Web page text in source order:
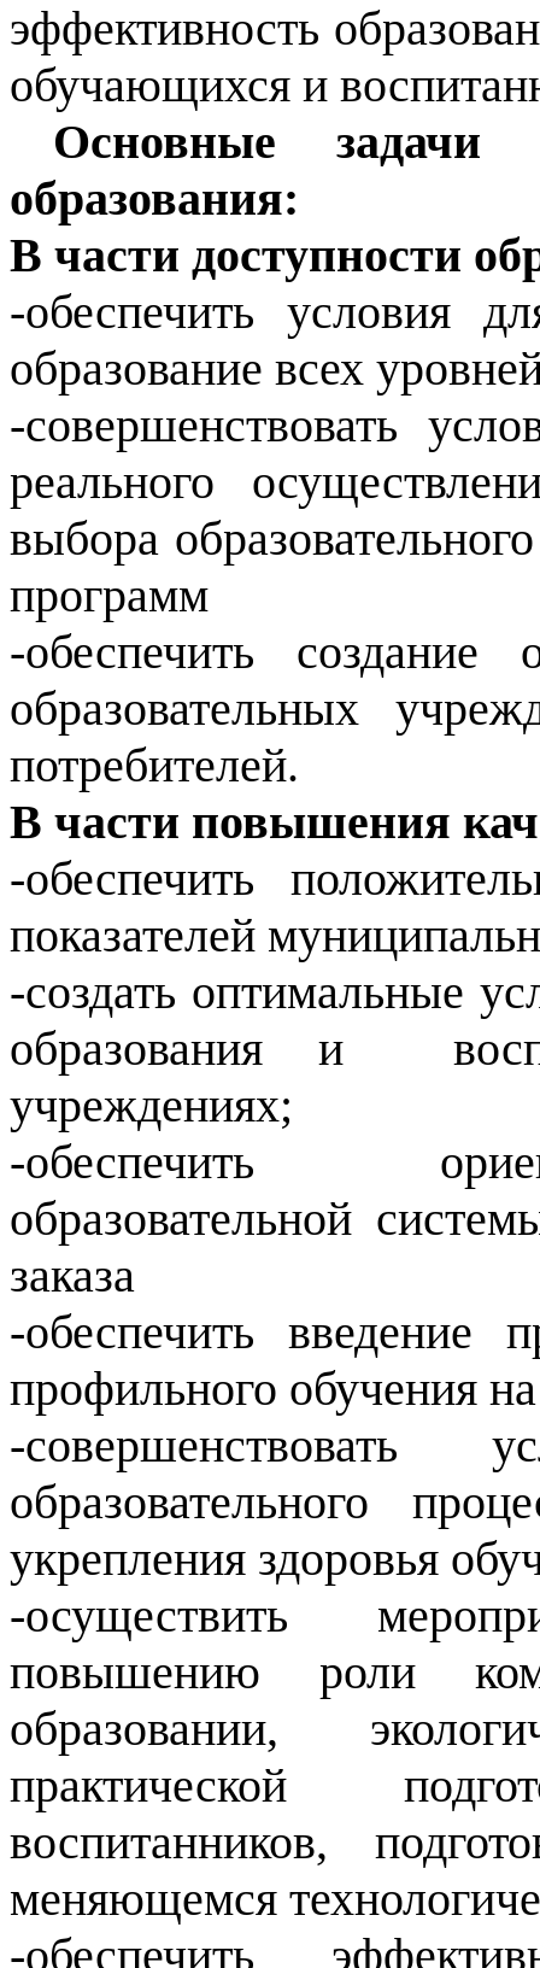
эффективность
обучающихся и
Основные задачи
образования:
В части доступности
-обеспечить условия
образование всех
-совершенствовать
реального
выбора
программ
-обеспечить создание
образовательных
потребителей.
В части повышения
-обеспечить
показателей
-создать оптимальные
образования и
учреждениях;
-обеспечить
образовательной
заказа
-обеспечить введение
профильного обучения
-совершенствовать
образовательного
укрепления здоровья
-осуществить
повышению роли
образовании,
практической
воспитанников,
меняющемся
-обеспечить